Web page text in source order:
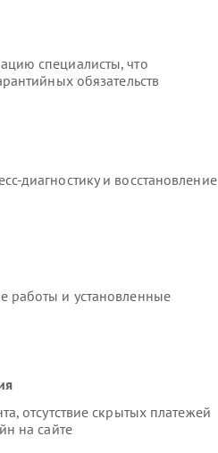
специалисты, что
обязательств
диагностику и восстановление
работы и установленные
отсутствие скрытых платежей
на сайте